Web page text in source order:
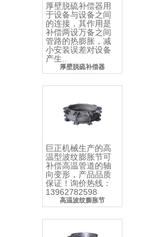
厚壁脱硫补偿器用
于设备与设备之间
的连接，其作用是
补偿两设万备之间
管路的热膨胀，减
小安装误差对设备
产生..
厚壁脱硫补偿器
巨正机械生产的高
温型波纹膨胀节可
补偿高温管道的轴
向变形，产品品质
保证！询价热线：
13962782598
高温波纹膨胀节